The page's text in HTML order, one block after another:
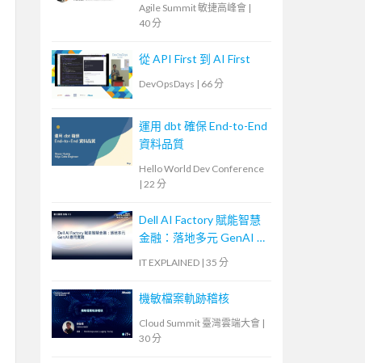
Agile Summit 敏捷高峰會 |
40 分
從 API First 到 AI First
DevOpsDays | 66 分
運用 dbt 確保 End-to-End
資料品質
Hello World Dev Conference
| 22 分
Dell AI Factory 賦能智慧
金融：落地多元 GenAI 應
IT EXPLAINED | 35 分
機敏檔案軌跡稽核
Cloud Summit 臺灣雲端大會 |
30 分